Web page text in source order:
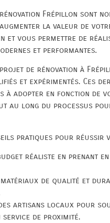
rénovation Frépillon sont
la valeur de
vous permettre de
et performantes.
de rénovation à
et expérimentés. Ces
à adopter en fonction de
au long du processus
pratiques pour réussir
réaliste en prenant
matériaux de qualité et
artisans locaux pour
service de proximité.